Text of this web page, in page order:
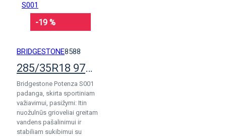
-19 %
BRIDGESTONE8588
285/35R18 97Y Bridgestone Potenza S001
Bridgestone Potenza S001
padanga, skirta sportiniam
važiavimui, pasižymi: Itin
nuožulnūs grioveliai greitam
vandens pašalinimui ir
stabiliam sukibimui su